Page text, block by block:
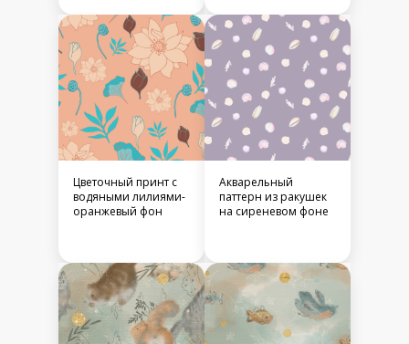
Цветочный принт с
водяными лилиями-
оранжевый фон
Акварельный
паттерн из ракушек
на сиреневом фоне